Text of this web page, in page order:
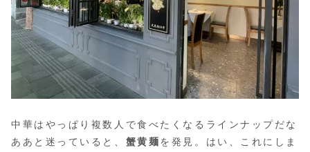
中華はやっぱり複数人で食べたくなるラインナップだな
ああと迷っていると、 蟹黄麺を発見。はい、これにしま